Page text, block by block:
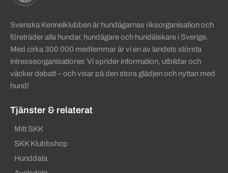
Svenska Kennelklubben är hundägarnas riksorganisation och
företräder alla hundar, hundägare och hundälskare i Sverige.
Med cirka 300 000 medlemmar är vi en av landets största
intresseorganisationer. Vi sprider information, utbildar och
väcker debatt – och visar på den stora glädjen och nyttan med
hund!
Tjänster & relaterat
Mitt SKK
SKK Klubbshop
Hunddata